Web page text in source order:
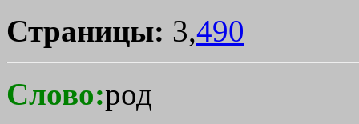
Страницы: 3,490
Слово:род